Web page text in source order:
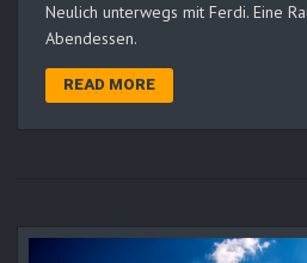
Neulich unterwegs mit Ferdi. Eine
Abendessen.
READ MORE